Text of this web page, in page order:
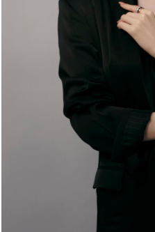
AYAKA MIYOSHI
L’ÉMERGENCE D’UNE